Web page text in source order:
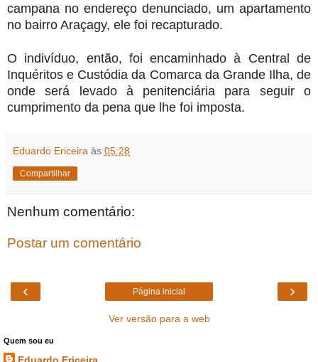
campana no endereço denunciado, um apartamento
no bairro Araçagy, ele foi recapturado.
O indivíduo, então, foi encaminhado à Central de
Inquéritos e Custódia da Comarca da Grande Ilha, de
onde será levado à penitenciária para seguir o
cumprimento da pena que lhe foi imposta.
Eduardo Ericeira às 05:28
Compartilhar
Nenhum comentário:
Postar um comentário
‹ ›
Página inicial
Ver versão para a web
Quem sou eu